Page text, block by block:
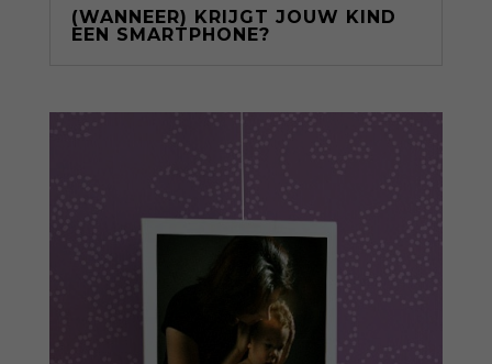
(WANNEER) KRIJGT JOUW KIND
EEN SMARTPHONE?